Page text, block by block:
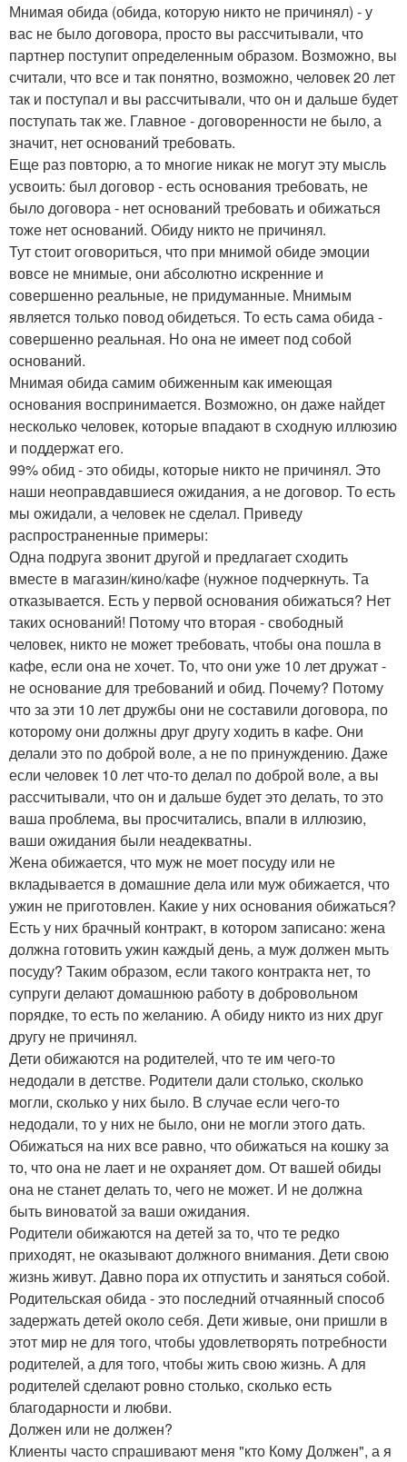
Мнимая обида (обида, которую никто не причинял) - у
вас не было договора, просто вы рассчитывали, что
партнер поступит определенным образом. Возможно, вы
считали, что все и так понятно, возможно, человек 20 лет
так и поступал и вы рассчитывали, что он и дальше будет
поступать так же. Главное - договоренности не было, а
значит, нет оснований требовать.
Еще раз повторю, а то многие никак не могут эту мысль
усвоить: был договор - есть основания требовать, не
было договора - нет оснований требовать и обижаться
тоже нет оснований. Обиду никто не причинял.
Тут стоит оговориться, что при мнимой обиде эмоции
вовсе не мнимые, они абсолютно искренние и
совершенно реальные, не придуманные. Мнимым
является только повод обидеться. То есть сама обида -
совершенно реальная. Но она не имеет под собой
оснований.
Мнимая обида самим обиженным как имеющая
основания воспринимается. Возможно, он даже найдет
несколько человек, которые впадают в сходную иллюзию
и поддержат его.
99% обид - это обиды, которые никто не причинял. Это
наши неоправдавшиеся ожидания, а не договор. То есть
мы ожидали, а человек не сделал. Приведу
распространенные примеры:
Одна подруга звонит другой и предлагает сходить
вместе в магазин/кино/кафе (нужное подчеркнуть. Та
отказывается. Есть у первой основания обижаться? Нет
таких оснований! Потому что вторая - свободный
человек, никто не может требовать, чтобы она пошла в
кафе, если она не хочет. То, что они уже 10 лет дружат -
не основание для требований и обид. Почему? Потому
что за эти 10 лет дружбы они не составили договора, по
которому они должны друг другу ходить в кафе. Они
делали это по доброй воле, а не по принуждению. Даже
если человек 10 лет что-то делал по доброй воле, а вы
рассчитывали, что он и дальше будет это делать, то это
ваша проблема, вы просчитались, впали в иллюзию,
ваши ожидания были неадекватны.
Жена обижается, что муж не моет посуду или не
вкладывается в домашние дела или муж обижается, что
ужин не приготовлен. Какие у них основания обижаться?
Есть у них брачный контракт, в котором записано: жена
должна готовить ужин каждый день, а муж должен мыть
посуду? Таким образом, если такого контракта нет, то
супруги делают домашнюю работу в добровольном
порядке, то есть по желанию. А обиду никто из них друг
другу не причинял.
Дети обижаются на родителей, что те им чего-то
недодали в детстве. Родители дали столько, сколько
могли, сколько у них было. В случае если чего-то
недодали, то у них не было, они не могли этого дать.
Обижаться на них все равно, что обижаться на кошку за
то, что она не лает и не охраняет дом. От вашей обиды
она не станет делать то, чего не может. И не должна
быть виноватой за ваши ожидания.
Родители обижаются на детей за то, что те редко
приходят, не оказывают должного внимания. Дети свою
жизнь живут. Давно пора их отпустить и заняться собой.
Родительская обида - это последний отчаянный способ
задержать детей около себя. Дети живые, они пришли в
этот мир не для того, чтобы удовлетворять потребности
родителей, а для того, чтобы жить свою жизнь. А для
родителей сделают ровно столько, сколько есть
благодарности и любви.
Должен или не должен?
Клиенты часто спрашивают меня "кто Кому Должен", а я